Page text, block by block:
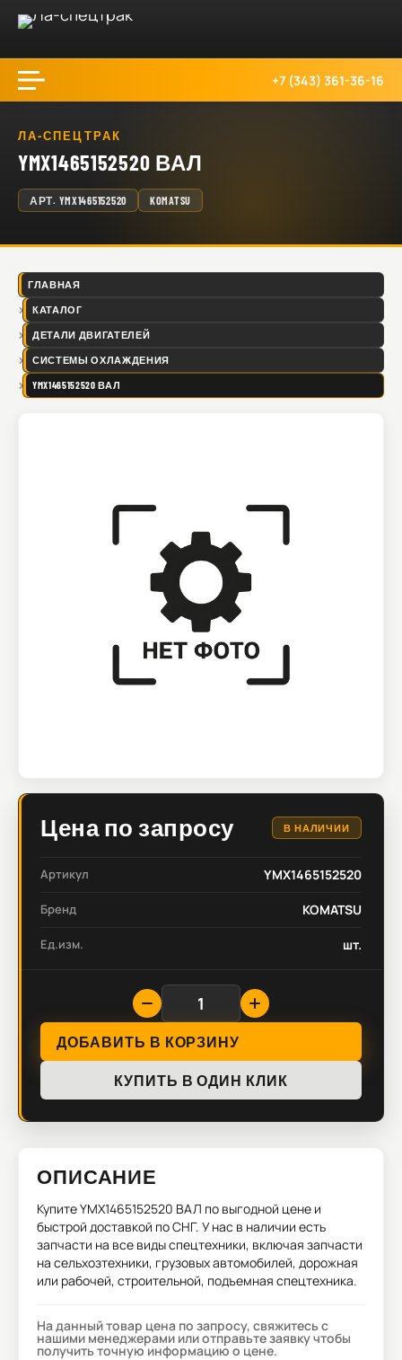
+7 (343) 361-36-16
ЛА-СПЕЦТРАК
YMX1465152520 ВАЛ
АРТ. YMX1465152520 KOMATSU
ГЛАВНАЯ
КАТАЛОГ
ДЕТАЛИ ДВИГАТЕЛЕЙ
СИСТЕМЫ ОХЛАЖДЕНИЯ
YMX1465152520 ВАЛ
Цена по запросу В НАЛИЧИИ
Артикул YMX1465152520
Бренд KOMATSU
Ед.изм. шт.
ДОБАВИТЬ В КОРЗИНУ
КУПИТЬ В ОДИН КЛИК
ОПИСАНИЕ
КупитеYMX1465152520 ВАЛ по выгодной цене и
быстрой доставкой по СНГ. У нас в наличии есть
запчасти на все виды спецтехники, включая запчасти
на сельхозтехники, грузовых автомобилей, дорожная
или рабочей, строительной, подъемная спецтехника.
На данный товар цена по запросу, свяжитесь с
нашими менеджерами или отправьте заявку чтобы
получить точную информацию о цене.